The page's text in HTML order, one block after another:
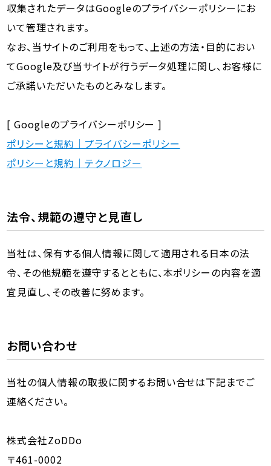
収集されたデータはGoogleのプライバシーポリシーにお
いて管理されます。
なお、当サイトのご利用をもって、上述の方法・目的におい
てGoogle及び当サイトが行うデータ処理に関し、お客様に
ご承諾いただいたものとみなします。
[ Googleのプライバシーポリシー ]
ポリシーと規約｜プライバシーポリシー
ポリシーと規約｜テクノロジー
法令、規範の遵守と見直し
当社は、保有する個人情報に関して適用される日本の法
令、その他規範を遵守するとともに、本ポリシーの内容を適
宜見直し、その改善に努めます。
お問い合わせ
当社の個人情報の取扱に関するお問い合せは下記までご
連絡ください。
株式会社ZoDDo
〒461-0002